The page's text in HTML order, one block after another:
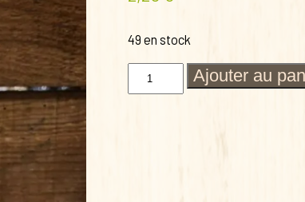
49 en stock
quantité
Ajouter au